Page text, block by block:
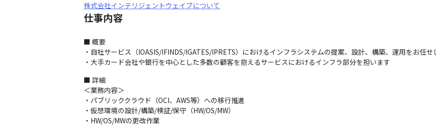
株式会社インテリジェントウェイブについて
仕事内容
■ 概要
・自社サービス（IOASIS/IFINDS/IGATES/IPRETS）におけるインフラシステムの提案、設計、構築、運用をお任せ
・大手カード会社や銀行を中心とした多数の顧客を抱えるサービスにおけるインフラ部分を担います
■ 詳細
＜業務内容＞
・パブリッククラウド（OCI、AWS等）への移行推進
・仮想環境の設計/構築/検証/保守（HW/OS/MW）
・HW/OS/MWの更改作業